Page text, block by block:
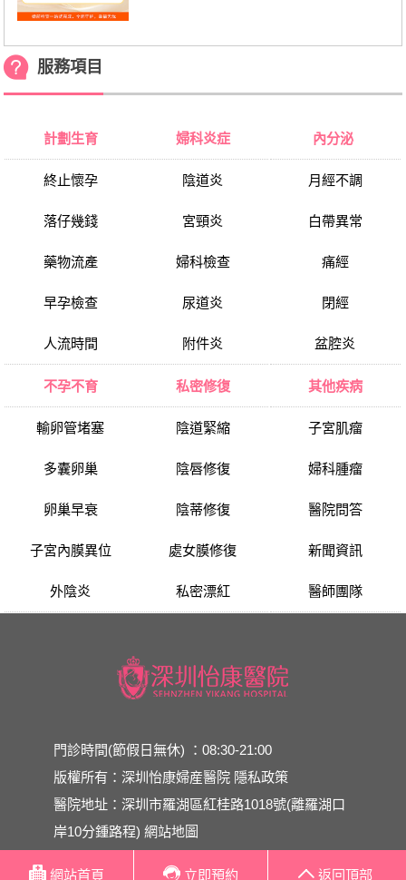
服務項目
計劃生育
終止懷孕
落仔幾錢
藥物流產
早孕檢查
人流時間
婦科炎症
陰道炎
宮頸炎
婦科檢查
尿道炎
附件炎
內分泌
月經不調
白帶異常
痛經
閉經
盆腔炎
不孕不育
輸卵管堵塞
多囊卵巢
卵巢早衰
子宮內膜異位
外陰炎
私密修復
陰道緊縮
陰唇修復
陰蒂修復
處女膜修復
私密漂紅
其他疾病
子宮肌瘤
婦科腫瘤
醫院問答
新聞資訊
醫師團隊
門診時間(節假日無休) ：08:30-21:00
版權所有：深圳怡康婦産醫院 隱私政策
醫院地址：深圳市羅湖區紅桂路1018號(離羅湖口
岸10分鍾路程)網站地圖
網站首頁 立即預約 返回頂部